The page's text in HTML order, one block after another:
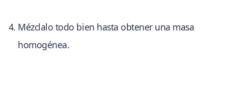
Mézclalo todo bien hasta obtener una masa
homogénea.